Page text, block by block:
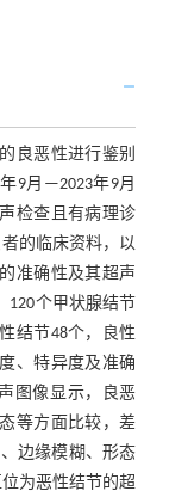
良恶性进行鉴别
9月—2023年9月
检查且有病理诊
的临床资料，以
准确性及其超声
120个甲状腺结节
结节48个，良性
、特异度及准确
图像显示，良恶
等方面比较，差
边缘模糊、形态
为恶性结节的超